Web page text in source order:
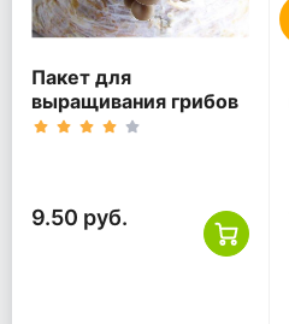
Пакет для
выращивания грибов
9.50 руб.